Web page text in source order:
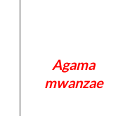
Agama
mwanzae